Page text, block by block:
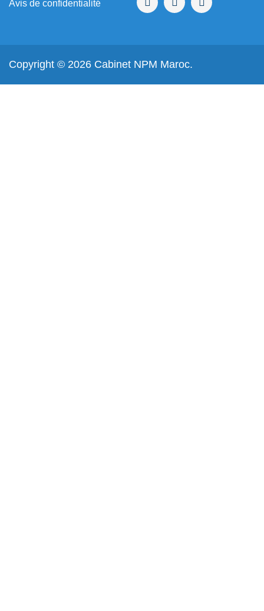
Avis de confidentialité
Copyright © 2026 Cabinet NPM Maroc.